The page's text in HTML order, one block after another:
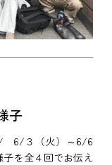
子
6/３（火）～6/6
を全４回でお伝え